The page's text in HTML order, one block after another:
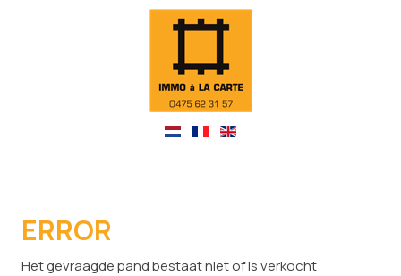
ERROR
Het gevraagde pand bestaat niet of is verkocht